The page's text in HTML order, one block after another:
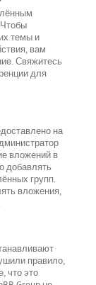
темы и
вам
Свяжитесь
для
на
вложений в
добавлять
групп.
вложения,
правило,
что это